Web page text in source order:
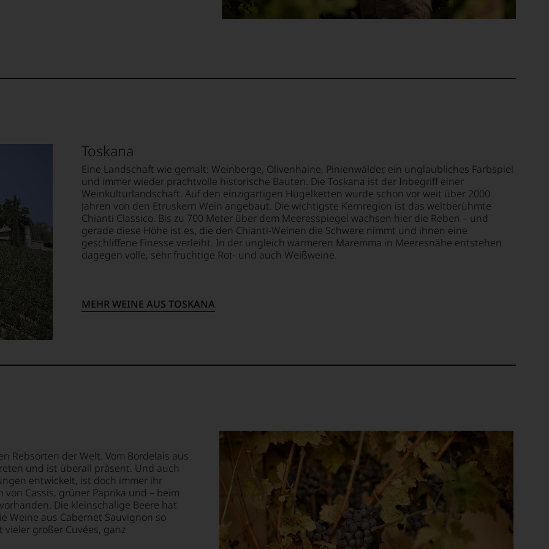
Toskana
Eine Landschaft wie gemalt: Weinberge, Olivenhaine, Pinienwälder, ein unglaubliches Farbspiel
und immer wieder prachtvolle historische Bauten. Die Toskana ist der Inbegriff einer
Weinkulturlandschaft. Auf den einzigartigen Hügelketten wurde schon vor weit über 2000
Jahren von den Etruskern Wein angebaut. Die wichtigste Kernregion ist das weltberühmte
Chianti Classico. Bis zu 700 Meter über dem Meeresspiegel wachsen hier die Reben – und
gerade diese Höhe ist es, die den Chianti-Weinen die Schwere nimmt und ihnen eine
geschliffene Finesse verleiht. In der ungleich wärmeren Maremma in Meeresnähe entstehen
dagegen volle, sehr fruchtige Rot- und auch Weißweine.
MEHR WEINE AUS TOSKANA
Rebsorten der Welt. Vom Bordelais aus
und ist überall präsent. Und auch
entwickelt, ist doch immer ihr
Cassis, grüner Paprika und – beim
Die kleinschalige Beere hat
Weine aus Cabernet Sauvignon so
großer Cuvées, ganz